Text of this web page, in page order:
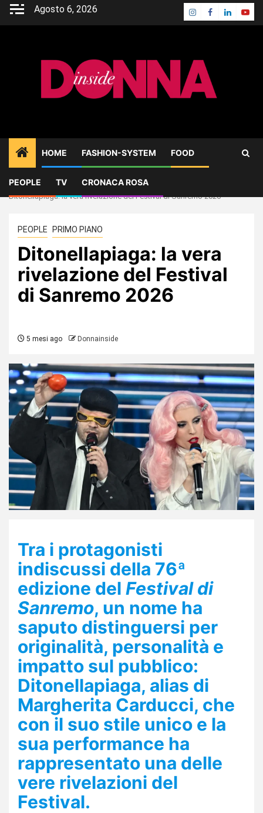
Skip
Agosto 6, 2026 Instagram
Facebook
Linkedin
HOME FASHION-SYSTEM FOOD
PEOPLE TV CRONACA ROSA
Home
PEOPLE
Ditonellapiaga: la vera rivelazione del Festival di Sanremo 2026
PEOPLE PRIMO PIANO
Ditonellapiaga: la vera
rivelazione del Festival
di Sanremo 2026
5 mesi ago Donnainside
Tra i protagonisti
indiscussi della 76ª
edizione del Festival di
Sanremo, un nome ha
saputo distinguersi per
originalità, personalità e
impatto sul pubblico:
Ditonellapiaga, alias di
Margherita Carducci, che
con il suo stile unico e la
sua performance ha
rappresentato una delle
vere rivelazioni del
Festival.